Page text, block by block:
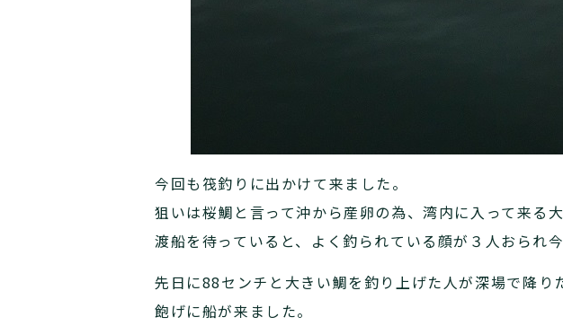
今回も筏釣りに出かけて来ました。
狙いは桜鯛と言って沖から産卵の為、湾内に入って来る
渡船を待っていると、よく釣られている顔が３人おられ
先日に88センチと大きい鯛を釣り上げた人が深場で降
飽げに船が来ました。